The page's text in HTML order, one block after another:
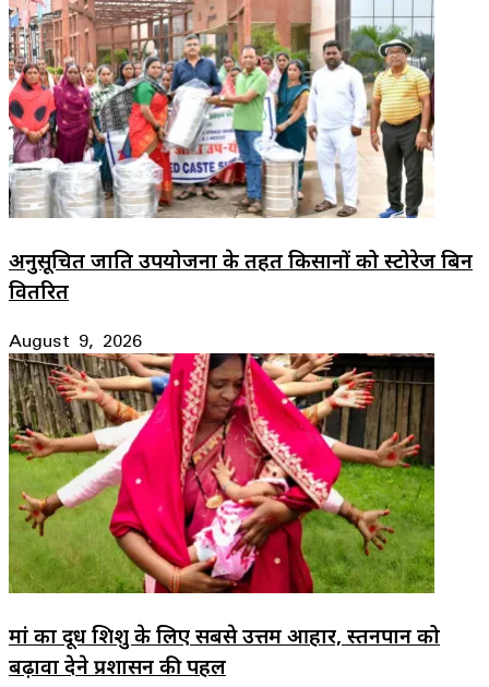
अनुसूचित जाति उपयोजना के तहत किसानों को स्टोरेज बिन
वितरित
August 9, 2026
मां का दूध शिशु के लिए सबसे उत्तम आहार, स्तनपान को
बढ़ावा देने प्रशासन की पहल